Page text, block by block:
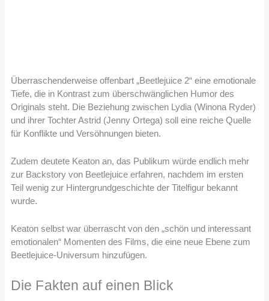
Überraschenderweise offenbart „Beetlejuice 2“ eine emotionale
Tiefe, die in Kontrast zum überschwänglichen Humor des
Originals steht. Die Beziehung zwischen Lydia (Winona Ryder)
und ihrer Tochter Astrid (Jenny Ortega) soll eine reiche Quelle
für Konflikte und Versöhnungen bieten.
Zudem deutete Keaton an, das Publikum würde endlich mehr
zur Backstory von Beetlejuice erfahren, nachdem im ersten
Teil wenig zur Hintergrundgeschichte der Titelfigur bekannt
wurde.
Keaton selbst war überrascht von den „schön und interessant
emotionalen“ Momenten des Films, die eine neue Ebene zum
Beetlejuice-Universum hinzufügen.
Die Fakten auf einen Blick